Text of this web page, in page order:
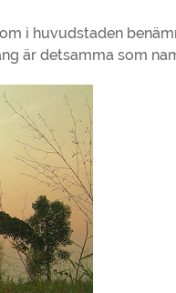
i huvudstaden
är detsamma som